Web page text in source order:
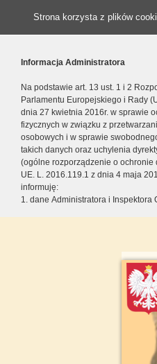
Strona korzysta z plików
Informacja Administratora
Na podstawie art. 13 ust. 1 i 2
Parlamentu Europejskiego i Rady
dnia 27 kwietnia 2016r. w sprawie
fizycznych w związku z
osobowych i w sprawie
takich danych oraz uchylenia
(ogólne rozporządzenie o ochronie
UE. L. 2016.119.1 z dnia 4 maja
informuję:
1. dane Administratora i Inspektora